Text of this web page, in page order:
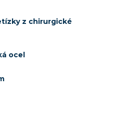
z chirurgické
ocel